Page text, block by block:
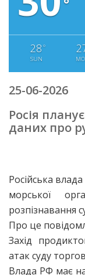
28 °
SUN
25-06-2026
Росія
даних про
Російська
морської
розпізнавання
Про це
Захід
атак суду
Влада РФ має